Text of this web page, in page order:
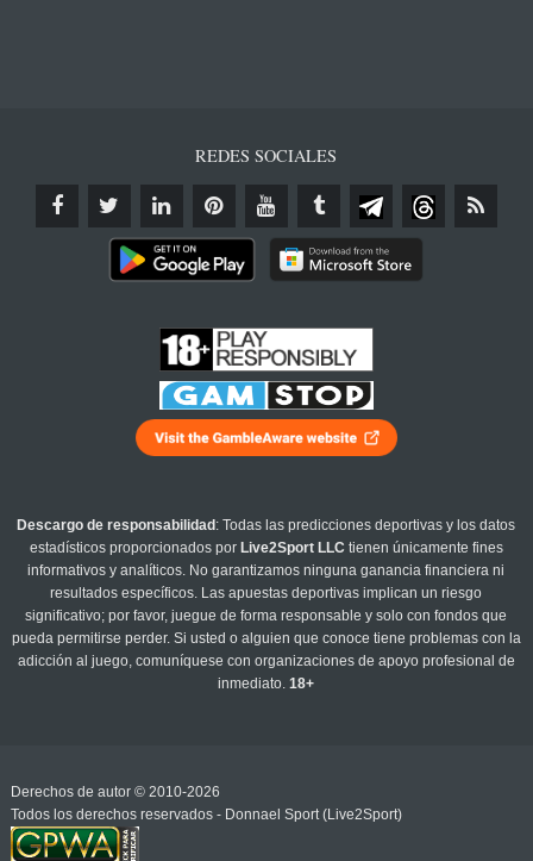
REDES SOCIALES
Descargo de responsabilidad : Todas las predicciones deportivas y los datos
estadísticos proporcionados por Live2Sport LLC tienen únicamente fines
informativos y analíticos. No garantizamos ninguna ganancia financiera ni
resultados específicos. Las apuestas deportivas implican un riesgo
significativo; por favor, juegue de forma responsable y solo con fondos que
pueda permitirse perder. Si usted o alguien que conoce tiene problemas con la
adicción al juego, comuníquese con organizaciones de apoyo profesional de
inmediato.18+
Derechos de autor © 2010-2026
Todos los derechos reservados - Donnael Sport (Live2Sport)